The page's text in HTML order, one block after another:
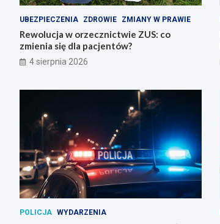
UBEZPIECZENIA ZDROWIE ZMIANY W PRAWIE
Rewolucja w orzecznictwie ZUS: co
zmienia się dla pacjentów?
4 sierpnia 2026
POLICJA WYDARZENIA